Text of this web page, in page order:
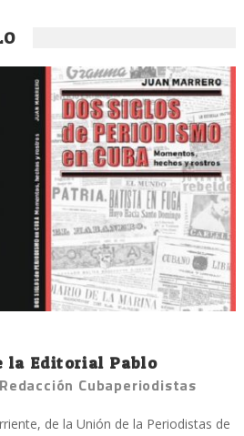
la Editorial Pablo
Redacción Cubaperiodistas
de la Unión de la Periodistas de